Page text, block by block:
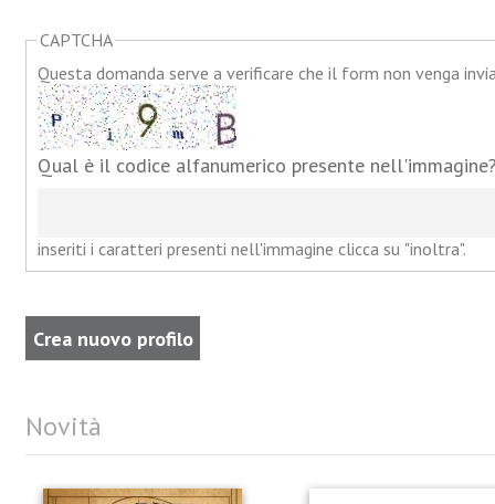
CAPTCHA
Questa domanda serve a verificare che il form non venga
Qual è il codice alfanumerico presente
inseriti i caratteri presenti nell'immagine clicca su "inoltra".
Novità